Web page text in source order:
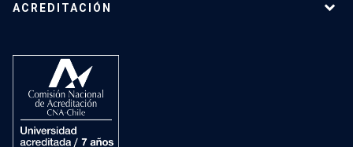
ACREDITACIÓN